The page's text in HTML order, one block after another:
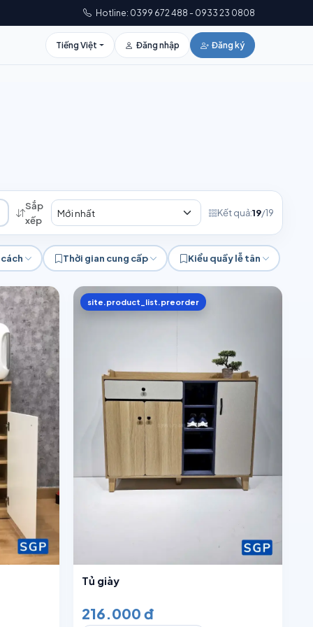
Hotline: 0399 672 488 - 0933 23 0808
Tiếng Việt Đăng nhập Đăng ký
Sắp
xếp
Kết quả:19/19
Hiện đại
Luxury
Industrial
Thời gian cung cấp
Tất cả Có sẵn
Chờ sản xuất 10–15 ngày
Kiểu quầy lễ tân
Tất cả
site.product_list.preorder
Tủ giày
216.000 đ